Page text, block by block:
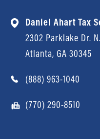
Daniel Ahart Tax
2302 Parklake Dr.
Atlanta, GA 30345
(888) 963-1040
(770) 290-8510